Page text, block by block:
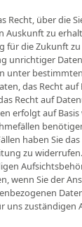
Recht, über die
Auskunft zu
für die Zukunft
unrichtiger
unter
das Recht
Recht auf
erfolgt auf
haben Sie
zu
wenn Sie der
uns zuständigen